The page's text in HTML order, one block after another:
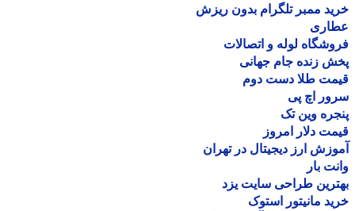
ممبر تلگرام بدون ریزش
لوله و اتصالات
زنده جام جهانی
طلا دست دوم
اچ پی
وین تک
دلار امروز
ارز دیجیتال در تهران
بار
طراحی سایت یزد
مانیتور استوک